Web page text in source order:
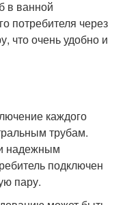
в ванной
потребителя через
что очень удобно и
каждого
трубам.
надежным
подключен
пару.